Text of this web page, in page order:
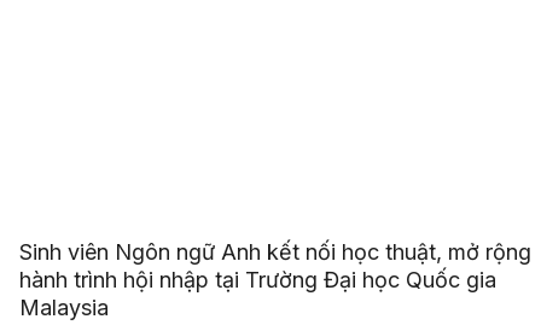
Sinh viên Ngôn ngữ Anh kết nối học thuật, mở rộng
hành trình hội nhập tại Trường Đại học Quốc gia
Malaysia